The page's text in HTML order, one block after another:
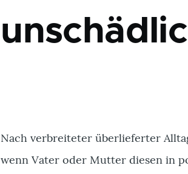
Nach verbreiteter überlieferter
wenn Vater oder Mutter diesen in